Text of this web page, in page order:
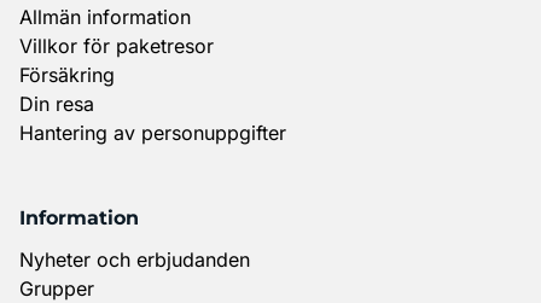
Allmän information
Villkor för paketresor
Försäkring
Din resa
Hantering av personuppgifter
Information
Nyheter och erbjudanden
Grupper